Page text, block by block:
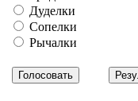
Дуделки
Сопелки
Рычалки